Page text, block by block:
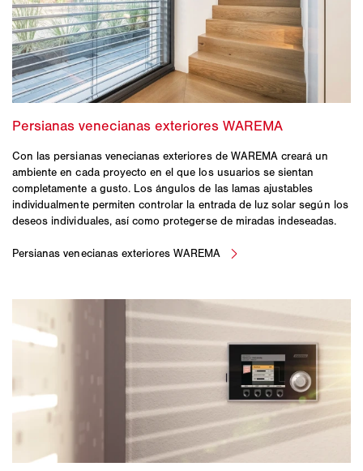
Con las persianas venecianas exteriores de WAREMA creará un
ambiente en cada proyecto en el que los usuarios se sientan
completamente a gusto. Los ángulos de las lamas ajustables
individualmente permiten controlar la entrada de luz solar según los
deseos individuales, así como protegerse de miradas indeseadas.